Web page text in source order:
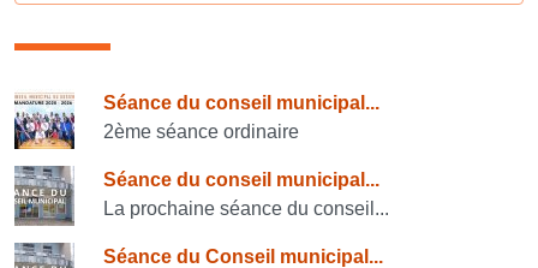
Consulter également
Séance du conseil municipal...
2ème séance ordinaire
Séance du conseil municipal...
La prochaine séance du conseil...
Séance du Conseil municipal...